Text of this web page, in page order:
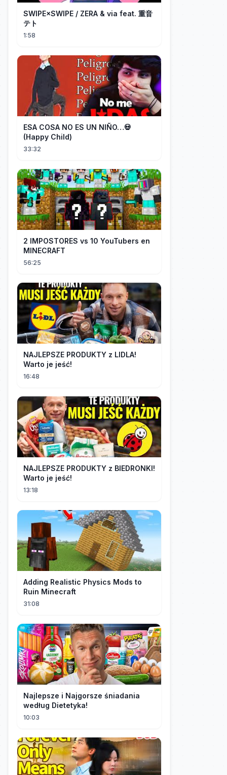
SWIPE×SWIPE / ZERA & via feat. 重音
テト
1:58
ESA COSA NO ES UN NIÑO…💀
(Happy Child)
33:32
2 IMPOSTORES vs 10 YouTubers en
MINECRAFT
56:25
NAJLEPSZE PRODUKTY z LIDLA!
Warto je jeść!
16:48
NAJLEPSZE PRODUKTY z BIEDRONKI!
Warto je jeść!
13:18
Adding Realistic Physics Mods to
Ruin Minecraft
31:08
Najlepsze i Najgorsze śniadania
według Dietetyka!
10:03